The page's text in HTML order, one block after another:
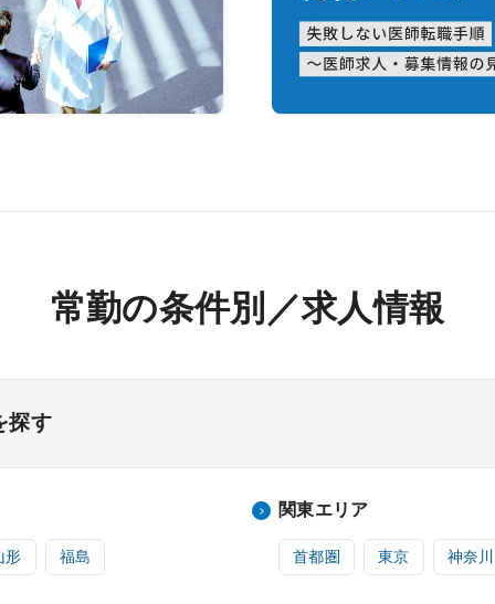
常勤の条件別／求人情報
探す
形 福島
関東エリア
首都圏 東京 神奈川